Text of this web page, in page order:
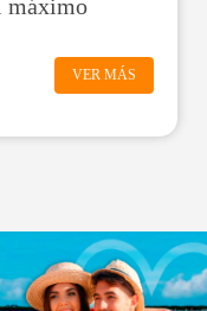
máximo
VER MÁS